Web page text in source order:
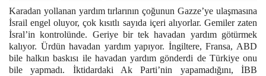
Karadan yollanan yardım tırlarının çoğunun Gazze’ye ulaşmasına
İsrail engel oluyor, çok kısıtlı sayıda içeri alıyorlar. Gemiler zaten
İsral’in kontrolünde. Geriye bir tek havadan yardım götürmek
kalıyor. Ürdün havadan yardım yapıyor. İngiltere, Fransa, ABD
bile halkın baskısı ile havadan yardım gönderdi de Türkiye onu
bile yapmadı. İktidardaki Ak Parti’nin yapamadığını, İBB